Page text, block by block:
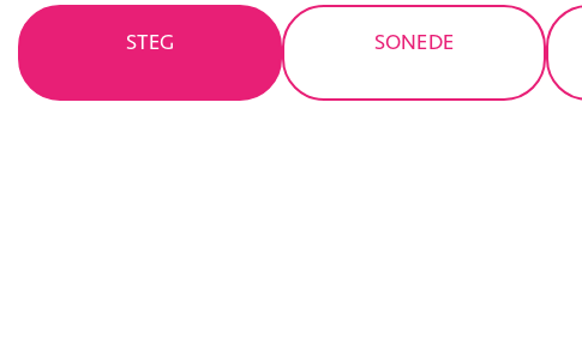
STEG SONEDE